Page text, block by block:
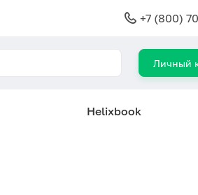
+7 (800)
Личный
Helixbook